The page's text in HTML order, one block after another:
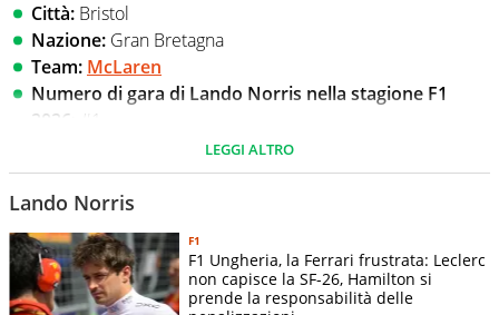
Città: Bristol
Nazione: Gran Bretagna
Team: McLaren
Numero di gara di Lando Norris nella stagione F1
2026 : #1
Altezza di Lando Norris: 1,70m
Stipendio di Lando Norris: $ 20.000.000
Social: profilo
Tifosissimo diValentino Rossi
, Norris condivide con il
campione italiano la grande autoironia, che non manca di
dimostrare con post sempre molto divertenti sui suoi profili
LEGGI ALTRO
Lando Norris
F1
F1 Ungheria, la Ferrari frustrata: Leclerc
non capisce la SF-26, Hamilton si
prende la responsabilità delle